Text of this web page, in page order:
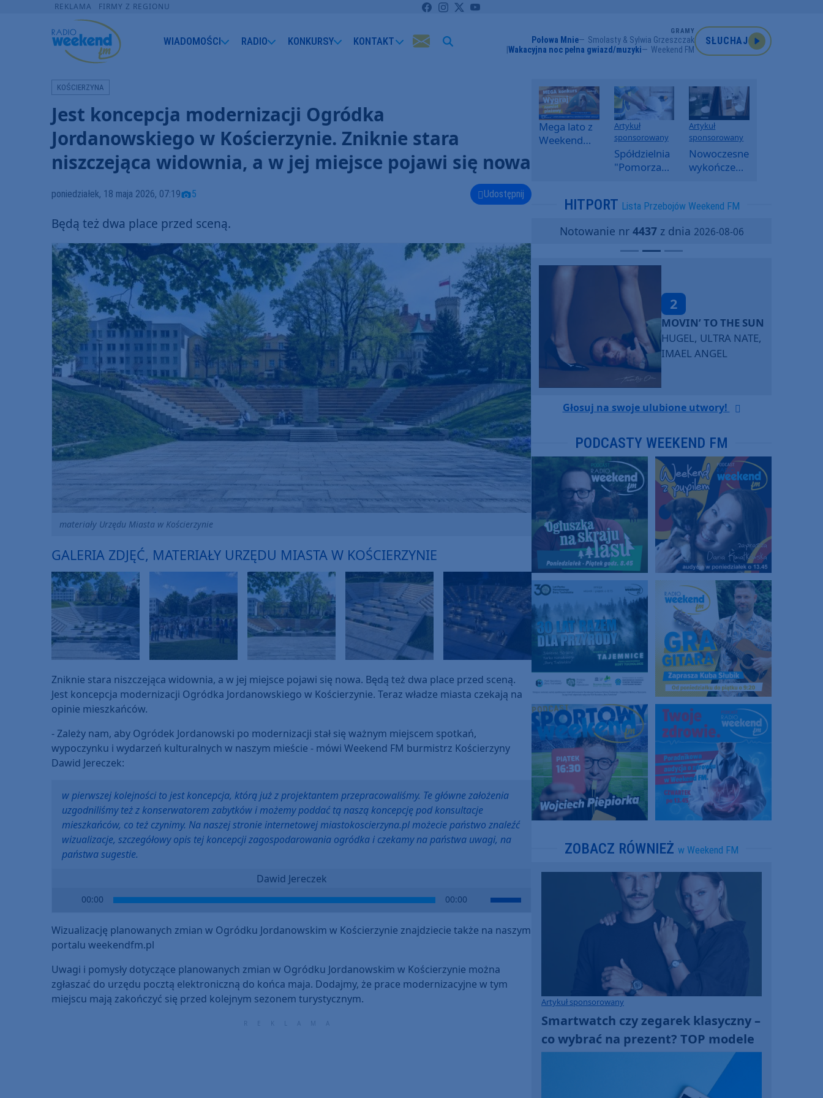
REKLAMA FIRMY Z REGIONU
WIADOMOŚCI RADIO KONKURSY KONTAKT
GRAMY
Połowa Mnie
Smolasty & Sylwia Grzeszczak
Wakacyjna noc pełna gwiazd/muzyki
Weekend FM
SŁUCHAJ
KOŚCIERZYNA
Jest koncepcja modernizacji Ogródka
Jordanowskiego w Kościerzynie. Zniknie stara
niszczejąca widownia, a w jej miejsce pojawi się nowa
poniedziałek, 18 maja 2026, 07:19 5 Udostępnij
Będą też dwa place przed sceną.
materiały Urzędu Miasta w Kościerzynie
GALERIA ZDJĘĆ, MATERIAŁY URZĘDU MIASTA W KOŚCIERZYNIE
Zniknie stara niszczejąca widownia, a w jej miejsce pojawi się nowa. Będą też dwa place przed sceną.
Jest koncepcja modernizacji Ogródka Jordanowskiego w Kościerzynie. Teraz władze miasta czekają na
opinie mieszkańców.
- Zależy nam, aby Ogródek Jordanowski po modernizacji stał się ważnym miejscem spotkań,
wypoczynku i wydarzeń kulturalnych w naszym mieście - mówi Weekend FM burmistrz Kościerzyny
Dawid Jereczek:
w pierwszej kolejności to jest koncepcja, którą już z projektantem przepracowaliśmy. Te główne założenia
uzgodniliśmy też z konserwatorem zabytków i możemy poddać tą naszą koncepcję pod konsultacje
mieszkańców, co też czynimy. Na naszej stronie internetowej miastokoscierzyna.pl możecie państwo znaleźć
wizualizacje, szczegółowy opis tej koncepcji zagospodarowania ogródka i czekamy na państwa uwagi, na
państwa sugestie.
Dawid Jereczek
00:00 00:00
Use
increase
or
Wizualizację planowanych zmian w Ogródku Jordanowskim w Kościerzynie znajdziecie także na naszym
portalu weekendfm.pl
Uwagi i pomysły dotyczące planowanych zmian w Ogródku Jordanowskim w Kościerzynie można
zgłaszać do urzędu pocztą elektroniczną do końca maja. Dodajmy, że prace modernizacyjne w tym
miejscu mają zakończyć się przed kolejnym sezonem turystycznym.
Mega lato z
Weekend
Artykuł
sponsorowany
Spółdzielnia
"Pomorzanka"
informuje o
i ofertach
najmu
Artykuł
sponsorowany
Nowoczesne
wykończenia
SPC, WPC i
kamienny
HITPORT Lista Przebojów Weekend FM
Notowanie nr 4437z dnia 2026-08-06
2
MOVIN’ TO THE SUN
HUGEL, ULTRA NATE,
IMAEL ANGEL
Głosuj na swoje ulubione utwory!
PODCASTY WEEKEND FM
ZOBACZ RÓWNIEŻ w Weekend FM
Artykuł sponsorowany
Smartwatch czy zegarek klasyczny –
co wybrać na prezent? TOP modele